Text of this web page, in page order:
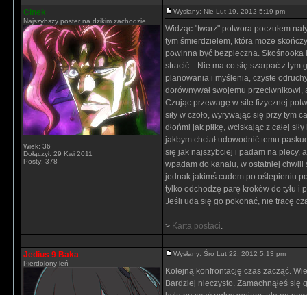
Cinek
Najszybszy poster na dzikim zachodzie
Wiek: 36
Dołączył: 29 Kwi 2011
Posty: 378
Wysłany: Nie Lut 19, 2012 5:19 pm
Widząc "twarz" potwora poczułem
tym śmierdzielem, która może
powinna być bezpieczna. Skośnooka
stracić... Nie ma co się szarpać z tym
planowania i myślenia, czyste
dorównywał swojemu
Czując przewagę w sile fizycznej
siły w czoło, wyrywając się przy tym
dłońmi jak piłkę, wciskając z całej
jakbym chciał udowodnić temu
się jak najszybciej i padam na plecy,
wpadam do kanału, w ostatniej
jednak jakimś cudem po oślepieniu
tylko odchodzę parę kroków do tyłu i
Jeśli uda się go pokonać, nie tracę
> Karta postaci.
Jedius 9 Baka
Pierdolony leń
Wysłany: Śro Lut 22, 2012 5:13 pm
Kolejną konfrontację czas zacząć.
Bardziej nieczysto. Zamachnąłeś się